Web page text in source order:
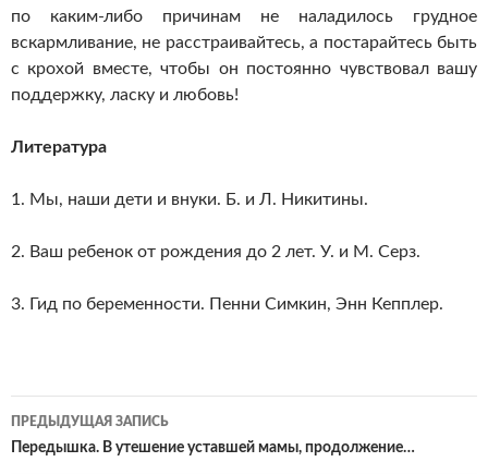
по каким-либо причинам не наладилось грудное
вскармливание, не расстраивайтесь, а постарайтесь быть
с крохой вместе, чтобы он постоянно чувствовал вашу
поддержку, ласку и любовь!
Литература
1. Мы, наши дети и внуки. Б. и Л. Никитины.
2. Ваш ребенок от рождения до 2 лет. У. и М. Серз.
3. Гид по беременности. Пенни Симкин, Энн Кепплер.
Навигация
по
ПРЕДЫДУЩАЯ ЗАПИСЬ
Передышка. В утешение уставшей мамы, продолжение…